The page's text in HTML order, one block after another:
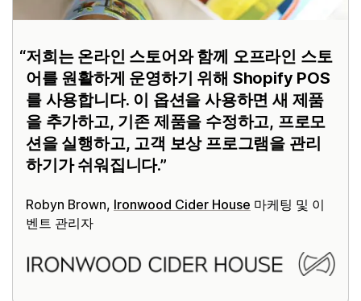
저희는 온라인 스토어와 함께 오프라인 스토
어를 원활하게 운영하기 위해 Shopify POS
를 사용합니다. 이 옵션을 사용하면 새 제품
을 추가하고, 기존 제품을 수정하고, 프로모
션을 실행하고, 고객 보상 프로그램을 관리
하기가 쉬워집니다.
Robyn Brown, Ironwood Cider House 마케팅 및 이
벤트 관리자